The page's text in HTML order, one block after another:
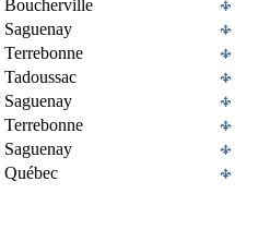
Boucherville
Saguenay
Terrebonne
Tadoussac
Saguenay
Terrebonne
Saguenay
Québec